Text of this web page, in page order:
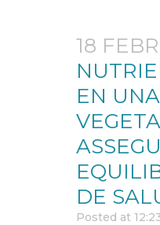
18
EN
DE
Posted at